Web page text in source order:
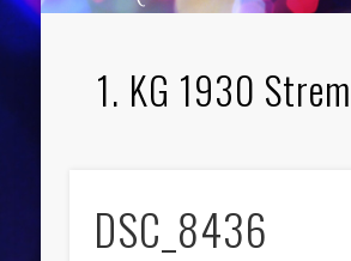
1. KG 1930
DSC_8436